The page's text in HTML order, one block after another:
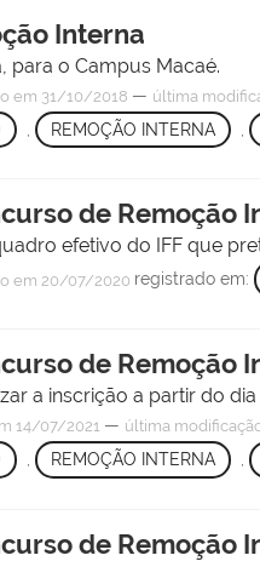
Interna
para o Campus Macaé.
em 31/10/2018 — última
REMOÇÃO INTERNA
de Remoção
efetivo do IFF que
em 20/07/2020 registrado em:
de Remoção
a inscrição a partir do
14/07/2021 — última
, REMOÇÃO INTERNA ,
de Remoção